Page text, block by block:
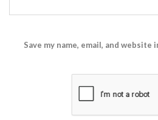
Save my name, email, and